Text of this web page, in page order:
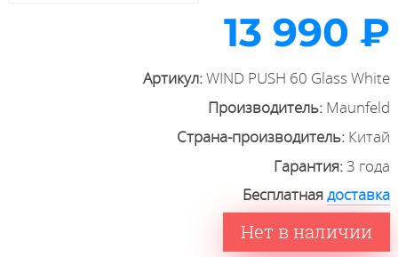
13 990 ₽
Артикул:WIND PUSH 60 Glass White
Производитель: Maunfeld
Страна-производитель: Китай
Гарантия:3 года
Бесплатнаядоставка
Нет в наличии